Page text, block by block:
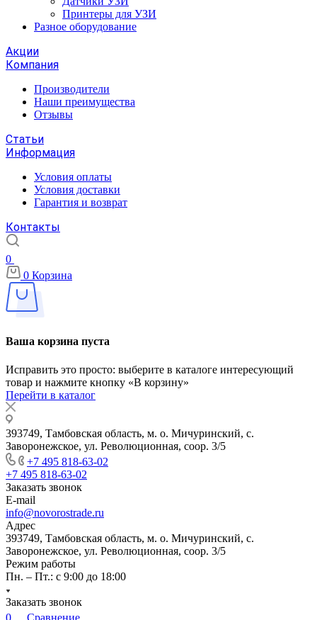
Принтеры для УЗИ
Разное оборудование
Акции
Компания
Производители
Наши преимущества
Отзывы
Статьи
Информация
Условия оплаты
Условия доставки
Гарантия и возврат
Контакты
0
0 Корзина
Ваша корзина пуста
Исправить это просто: выберите в каталоге интересующий
товар и нажмите кнопку «В корзину»
Перейти в каталог
393749, Тамбовская область, м. о. Мичуринский, с.
Заворонежское, ул. Революционная, соор. 3/5
+7 495 818-63-02
+7 495 818-63-02
Заказать звонок
E-mail
info@novorostrade.ru
Адрес
393749, Тамбовская область, м. о. Мичуринский, с.
Заворонежское, ул. Революционная, соор. 3/5
Режим работы
Пн. – Пт.: с 9:00 до 18:00
Заказать звонок
0
Сравнение